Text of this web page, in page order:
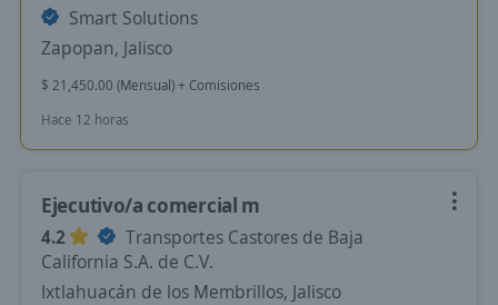
Smart Solutions
Zapopan, Jalisco
$ 21,450.00 (Mensual) + Comisiones
Hace 12 horas
Ejecutivo/a comercial m
4.2
Transportes Castores de Baja
California S.A. de C.V.
Ixtlahuacán de los Membrillos, Jalisco